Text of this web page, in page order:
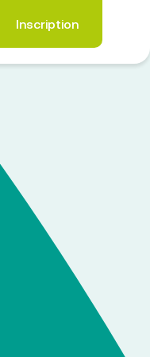
Inscription